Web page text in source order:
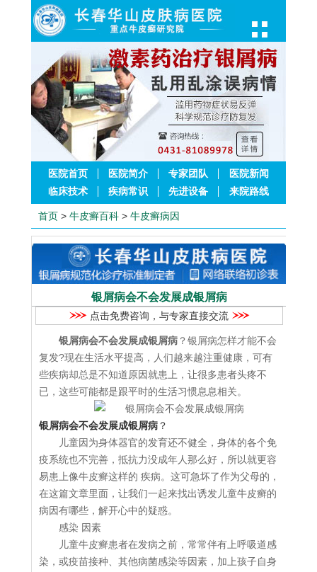
医院首页 医院简介 专家团队
医院新闻
临床技术
疾病常识 先进设备 来院路线
首页 > 牛皮癣百科 > 牛皮癣病因
银屑病会不会发展成银屑病
点击免费咨询，与专家直接交流
银屑病会不会发展成银屑病 ？银屑病怎样才能不会
复发?现在生活水平提高，人们越来越注重健康，可有
些疾病却总是不知道原因就患上，让很多患者头疼不
已，这些可能都是跟平时的生活习惯息息相关。
银屑病会不会发展成银屑病 ？
儿童因为身体器官的发育还不健全，身体的各个免
疫系统也不完善，抵抗力没成年人那么好，所以就更容
易患上像牛皮癣这样的 疾病。这可急坏了作为父母的，
在这篇文章里面，让我们一起来找出诱发儿童牛皮癣的
病因有哪些，解开心中的疑惑。
感染 因素
儿童牛皮癣患者在发病之前，常常伴有上呼吸道感
染，或疫苗接种、其他病菌感染等因素，加上孩子自身